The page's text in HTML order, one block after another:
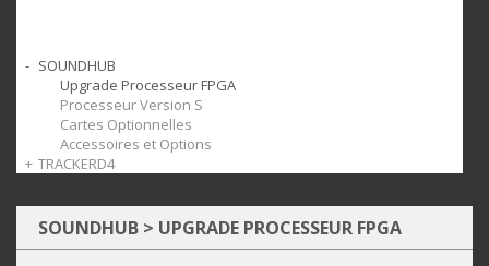
SOUNDHUB
Upgrade Processeur FPGA
Processeur Version S
Cartes Optionnelles
Accessoires et Options
TRACKERD4
Systèmes_complets
Ordinateurs et Logiciels
SOUNDHUB > UPGRADE PROCESSEUR FPGA